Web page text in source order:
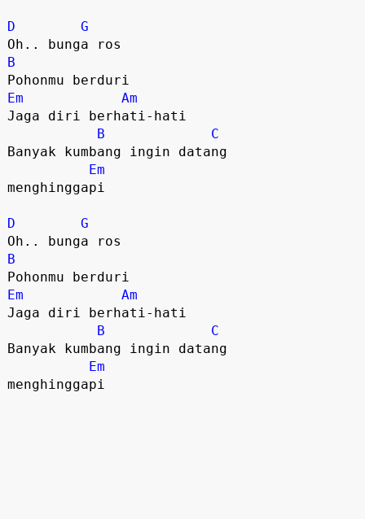
D
G
B
Em
Am
Jaga diri berhati-hati
B
C
Banyak kumbang ingin datang
Em
menghinggapi
D
G
B
Em
Am
Jaga diri berhati-hati
B
C
Banyak kumbang ingin datang
Em
menghinggapi